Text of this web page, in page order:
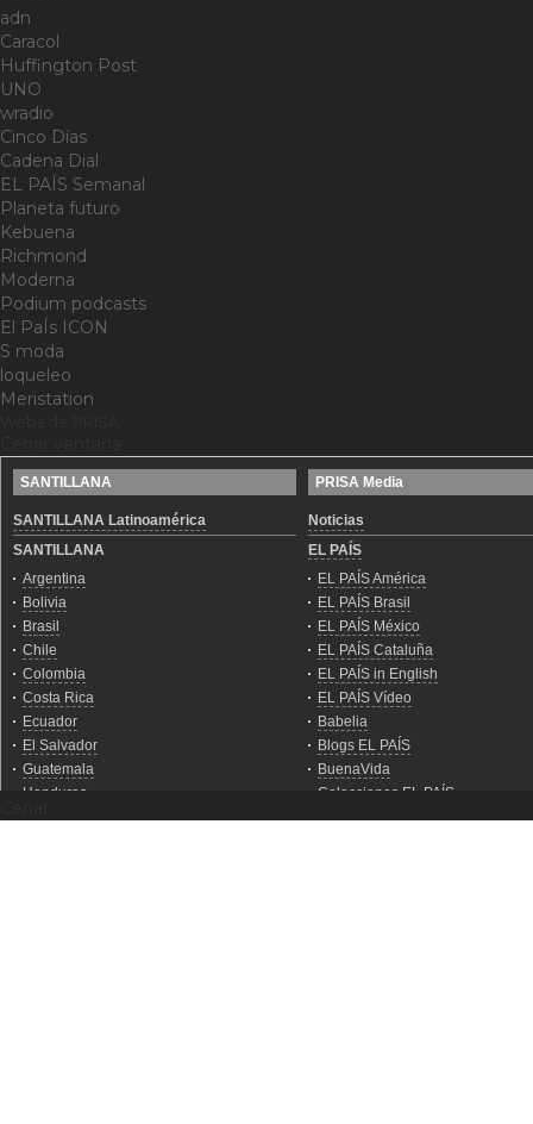
adn
Caracol
Huffington Post
UNO
wradio
Cinco Días
Cadena Dial
EL PAÍS Semanal
Planeta futuro
Kebuena
Richmond
Moderna
Podium podcasts
El PaÍs ICON
S moda
loqueleo
Meristation